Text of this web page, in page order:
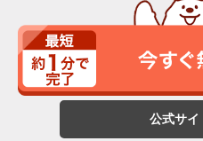
公式サイ